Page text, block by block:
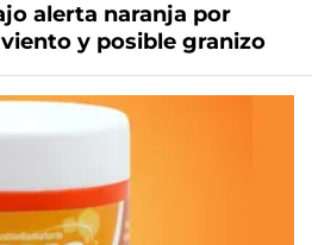
alerta naranja por
y posible granizo